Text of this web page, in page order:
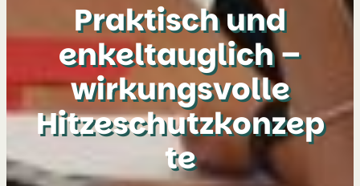
Praktisch und
enkeltauglich –
wirkungsvolle
Hitzeschutzkonzep
te